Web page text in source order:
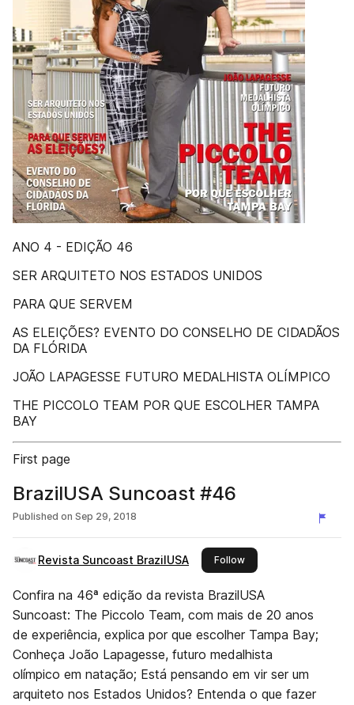
ANO 4 - EDIÇÃO 46
SER ARQUITETO NOS ESTADOS UNIDOS
PARA QUE SERVEM
AS ELEIÇÕES? EVENTO DO CONSELHO DE CIDADÃOS
DA FLÓRIDA
JOÃO LAPAGESSE FUTURO MEDALHISTA OLÍMPICO
THE PICCOLO TEAM POR QUE ESCOLHER TAMPA
BAY
First page
BrazilUSA Suncoast #46
Published on Sep 29, 2018
Revista Suncoast BrazilUSA Followthis publisher
Confira na 46ª edição da revista BrazilUSA
Suncoast: The Piccolo Team, com mais de 20 anos
de experiência, explica por que escolher Tampa Bay;
Conheça João Lapagesse, futuro medalhista
olímpico em natação; Está pensando em vir ser um
arquiteto nos Estados Unidos? Entenda o que fazer